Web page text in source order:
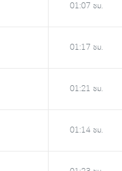
01:07 ชม.
01:17 ชม.
01:21 ชม.
01:14 ชม.